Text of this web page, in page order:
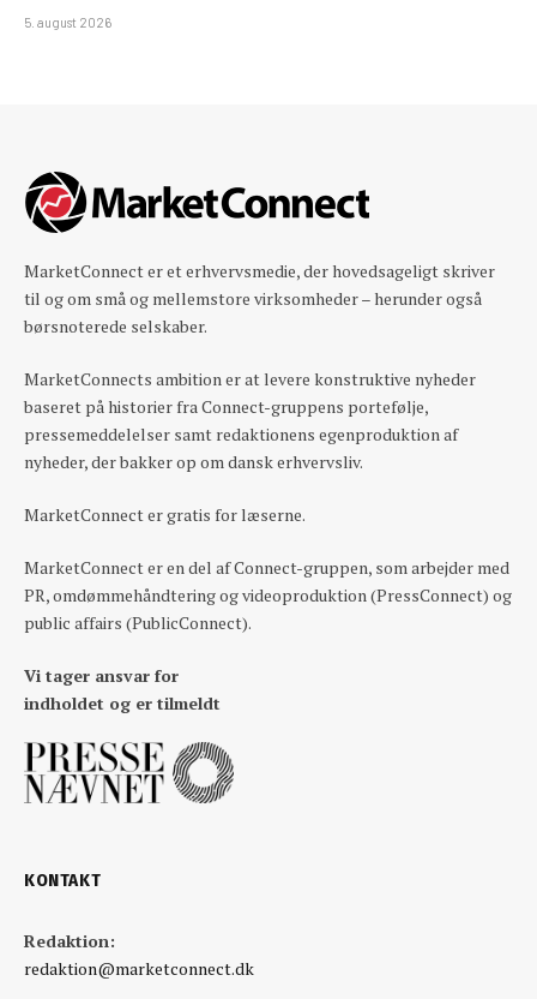
5. august 2026
MarketConnect er et erhvervsmedie, der hovedsageligt skriver
til og om små og mellemstore virksomheder – herunder også
børsnoterede selskaber.
MarketConnects ambition er at levere konstruktive nyheder
baseret på historier fra Connect-gruppens portefølje,
pressemeddelelser samt redaktionens egenproduktion af
nyheder, der bakker op om dansk erhvervsliv.
MarketConnect er gratis for læserne.
MarketConnect er en del af Connect-gruppen, som arbejder med
PR, omdømmehåndtering og videoproduktion (PressConnect) og
public affairs (PublicConnect).
Vi tager ansvar for
indholdet og er tilmeldt
KONTAKT
Redaktion:
redaktion@marketconnect.dk